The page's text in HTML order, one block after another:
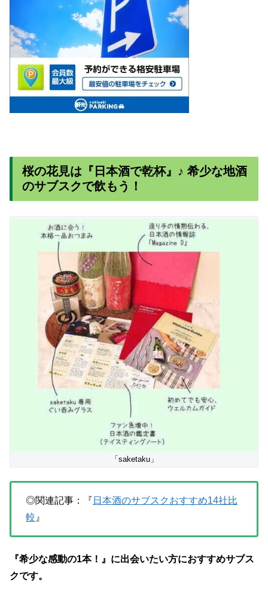
桜の花見は『日本酒で乾杯』♪ 希少な地酒
のサブスクで飲もう！
「saketaku」
◎関連記事：『 日本酒のサブスクおすすめ14社比
較』
『希少な感動の1本！』に出会いたい方におすすめサブス
クです。